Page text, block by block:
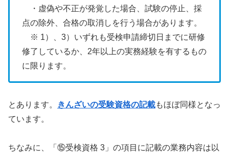
・虚偽や不正が発覚した場合、試験の停止、採
点の除外、合格の取消しを行う場合があります。
※ 1）、3）いずれも受検申請締切日までに研修
修了しているか、2年以上の実務経験を有するもの
に限ります。
とあります。 きんざいの受験資格の記載もほぼ同様となっ
ています。
ちなみに、「⑮受検資格 3」の項目に記載の業務内容は以